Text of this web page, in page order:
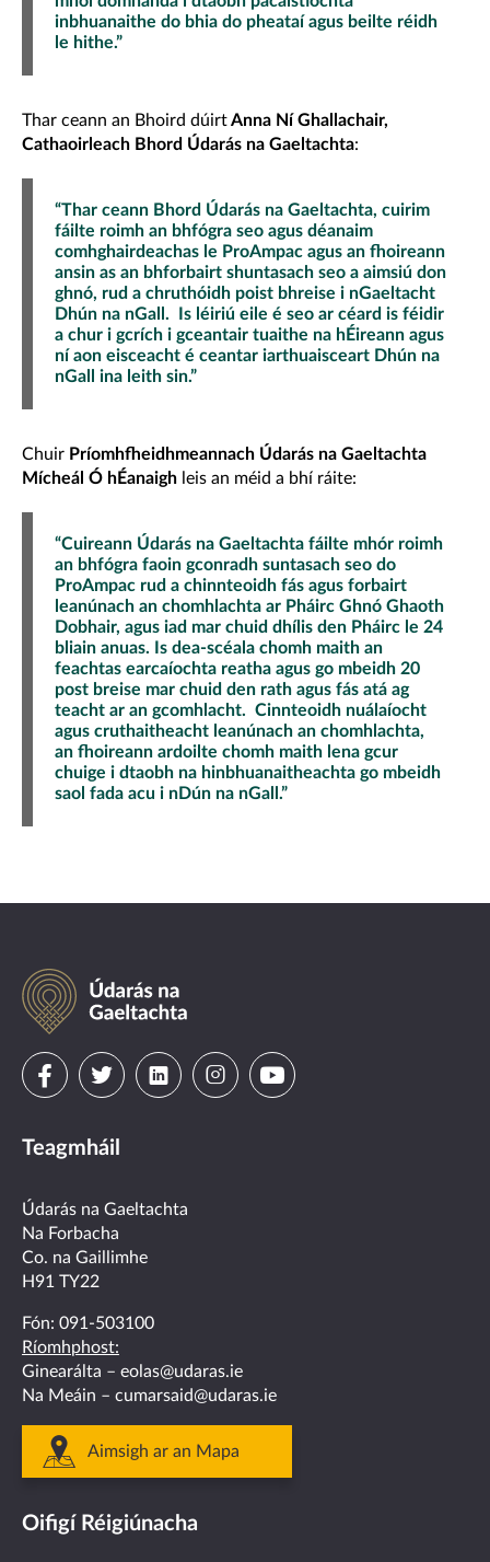
inbhuanaithe do bhia do pheataí agus beilte réidh
le hithe.”
Thar ceann an Bhoird dúirtAnna Ní Ghallachair,
Cathaoirleach Bhord Údarás na Gaeltachta:
“Thar ceann Bhord Údarás na Gaeltachta, cuirim
fáilte roimh an bhfógra seo agus déanaim
comhghairdeachas le ProAmpac agus an fhoireann
ansin as an bhforbairt shuntasach seo a aimsiú don
ghnó, rud a chruthóidh poist bhreise i nGaeltacht
Dhún na nGall. Is léiriú eile é seo ar céard is féidir
a chur i gcrích i gceantair tuaithe na hÉireann agus
ní aon eisceacht é ceantar iarthuaisceart Dhún na
nGall ina leith sin.”
Chuir Príomhfheidhmeannach Údarás na Gaeltachta
Mícheál Ó hÉanaigh leis an méid a bhí ráite:
“Cuireann Údarás na Gaeltachta fáilte mhór roimh
an bhfógra faoin gconradh suntasach seo do
ProAmpac rud a chinnteoidh fás agus forbairt
leanúnach an chomhlachta ar Pháirc Ghnó Ghaoth
Dobhair, agus iad mar chuid dhílis den Pháirc le 24
bliain anuas. Is dea-scéala chomh maith an
feachtas earcaíochta reatha agus go mbeidh 20
post breise mar chuid den rath agus fás atá ag
teacht ar an gcomhlacht. Cinnteoidh nuálaíocht
agus cruthaitheacht leanúnach an chomhlachta,
an fhoireann ardoilte chomh maith lena gcur
chuige i dtaobh na hinbhuanaitheachta go mbeidh
saol fada acu i nDún na nGall.”
Údarás
na
Gaeltachta
Visit
on
facebook
Visit
on
twitter
Visit
linkedin
VisitVisit
Teagmháil
Údarás na Gaeltachta
Na Forbacha
Co. na Gaillimhe
H91 TY22
Fón: 091-503100
Ríomhphost:
Ginearálta – eolas@udaras.ie
Na Meáin – cumarsaid@udaras.ie
Aimsigh ar an Mapa
Oifigí Réigiúnacha